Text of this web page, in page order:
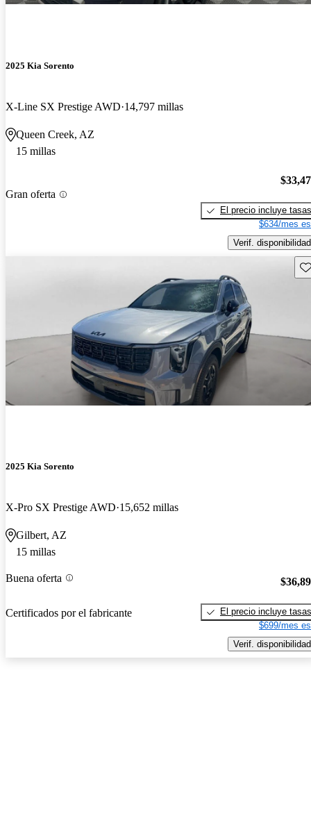
2025 Kia Sorento
X-Line SX Prestige AWD 14,797 millas
Queen Creek, AZ
15 millas
Gran oferta
El precio incluye tasas
$634/mes
Verif. disponibilidad
2025 Kia Sorento
X-Pro SX Prestige AWD 15,652 millas
Gilbert, AZ
15 millas
Buena oferta
Certificados por el fabricante
El precio incluye tasas
$699/mes
Verif. disponibilidad